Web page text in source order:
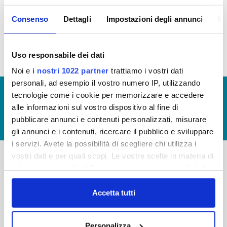
Consenso Dettagli Impostazioni degli annunci
Uso responsabile dei dati
Noi e i nostri 1022 partner trattiamo i vostri dati
personali, ad esempio il vostro numero IP, utilizzando
tecnologie come i cookie per memorizzare e accedere
alle informazioni sul vostro dispositivo al fine di
pubblicare annunci e contenuti personalizzati, misurare
gli annunci e i contenuti, ricercare il pubblico e sviluppare
i servizi. Avete la possibilità di scegliere chi utilizza i
vostri dati e per quali scopi. Le vostre scelte in materia di
in cui avete effettuato le vostre scelte. È possibile
modificare o revocare il proprio consenso in qualsiasi
momento dalla Dichiarazione sui cookie o facendo clic
Accetta tutti
Bilancio 2022(Visualizzazione Documentazione)
© Copyright 2017 - 2026
GLOSSARIO
GIUDICA IL SERVIZIO
LAVORA CON NOI
-
50126 Fi
-
FAQ
PRIVACY POLICY
NOTE LEGALI